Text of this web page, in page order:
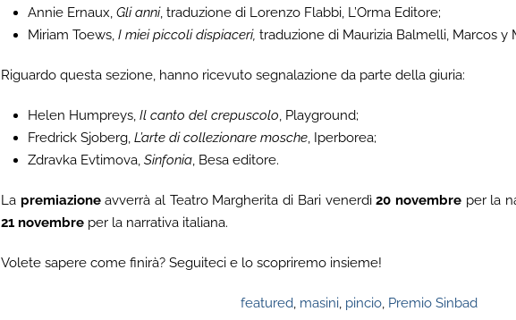
Annie Ernaux, Gli anni, traduzione di Lorenzo Flabbi, L’Orma Editore;
Miriam Toews, I miei piccoli dispiaceri, traduzione di Maurizia Balmelli, Marcos y
Riguardo questa sezione, hanno ricevuto segnalazione da parte della giuria:
Helen Humpreys, Il canto del crepuscolo, Playground;
Fredrick Sjoberg, L’arte di collezionare mosche, Iperborea;
Zdravka Evtimova, Sinfonia, Besa editore.
La premiazioneavverrà al Teatro Margherita di Bari venerdì20 novembreper la
21 novembre per la narrativa italiana.
Volete sapere come finirà? Seguiteci e lo scopriremo insieme!
featured, masini, pincio, Premio Sinbad